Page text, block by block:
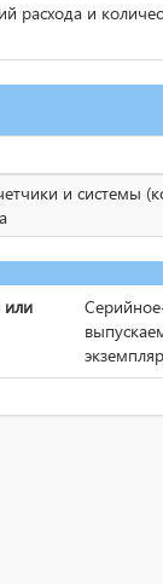
расхода и
и системы
или
экземпляр